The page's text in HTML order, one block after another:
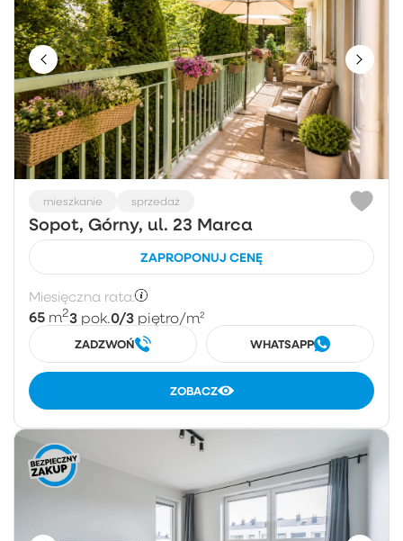
mieszkanie sprzedaż
Sopot, Górny, ul. 23 Marca
ZAPROPONUJ CENĘ
Miesięczna rata:
65 m23 pok.0/3 piętro/m²
ZADZWOŃ WHATSAPP
ZOBACZ